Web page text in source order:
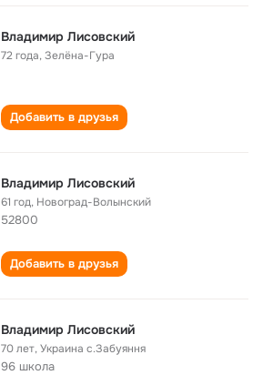
Владимир Лисовский
72 года,Зелёна-Гура
Добавить в друзья
Владимир Лисовский
61 год, Новоград-Волынский
52800
Добавить в друзья
Владимир Лисовский
70 лет,Украина с.Забуяння
96 школа